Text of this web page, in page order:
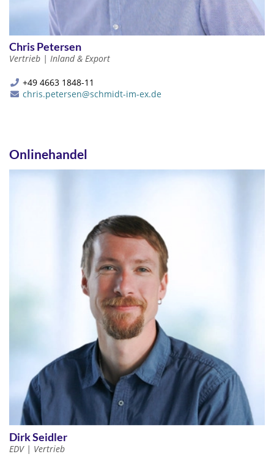
Chris Petersen
Vertrieb | Inland & Export
+49 4663 1848-11
chris.petersen@schmidt-im-ex.de
Onlinehandel
Dirk Seidler
EDV | Vertrieb